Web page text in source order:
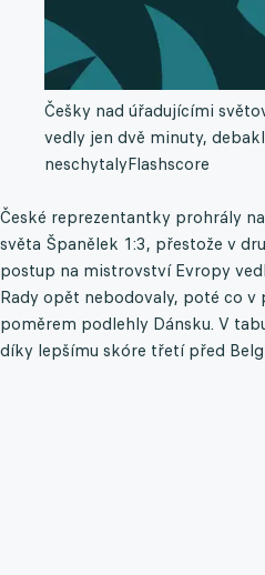
Češky nad úřadujícími
vedly jen dvě minuty,
neschytalyFlashscore
České reprezentantky prohrály
světa Španělek 1:3, přestože v
postup na mistrovství Evropy
Rady opět nebodovaly, poté co v
poměrem podlehly Dánsku. V
díky lepšímu skóre třetí před